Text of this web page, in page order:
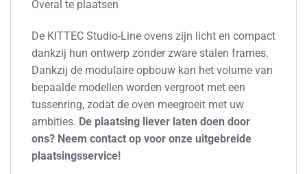
Overal te plaatsen
De KITTEC Studio-Line ovens zijn licht en compact
dankzij hun ontwerp zonder zware stalen frames.
Dankzij de modulaire opbouw kan het volume van
bepaalde modellen worden vergroot met een
tussenring, zodat de oven meegroeit met uw
ambities. De plaatsing liever laten doen door
ons? Neem contact op voor onze uitgebreide
plaatsingsservice!